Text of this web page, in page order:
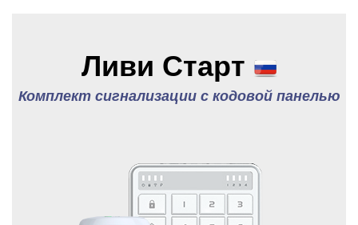
Ливи Старт
Комплект сигнализации с кодовой панелью